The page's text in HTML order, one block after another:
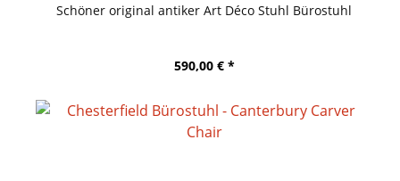
Schöner original antiker Art Déco Stuhl Bürostuhl
590,00 € *